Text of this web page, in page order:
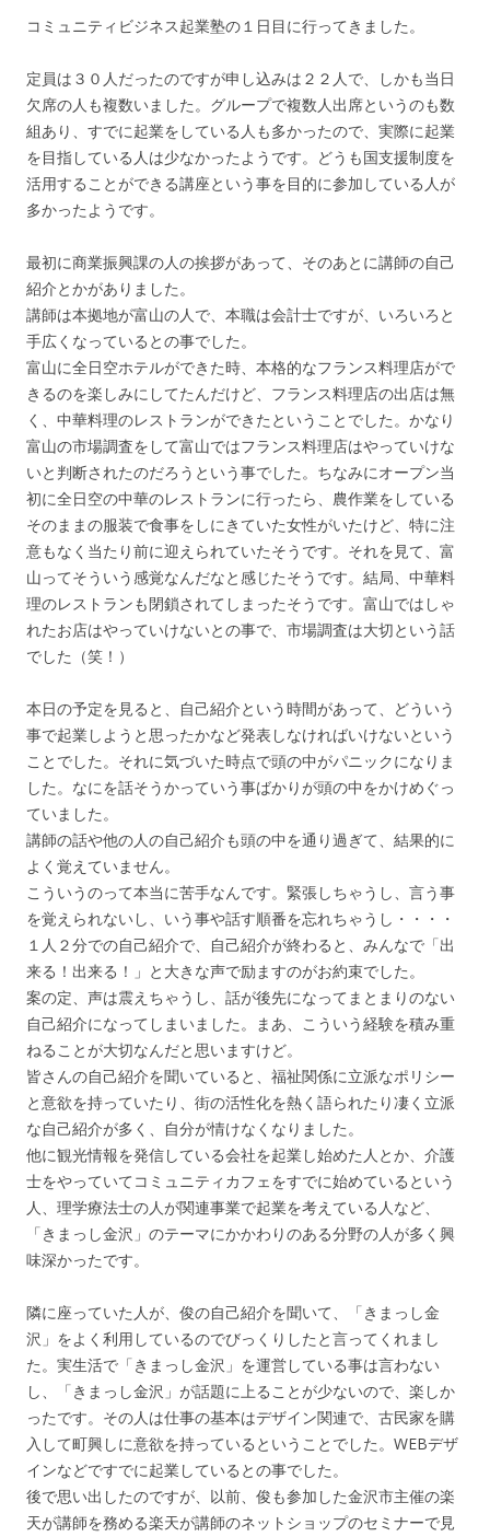
コミュニティビジネス起業塾の１日目に行ってきました。
定員は３０人だったのですが申し込みは２２人で、しかも当日
欠席の人も複数いました。グループで複数人出席というのも数
組あり、すでに起業をしている人も多かったので、実際に起業
を目指している人は少なかったようです。どうも国支援制度を
活用することができる講座という事を目的に参加している人が
多かったようです。
最初に商業振興課の人の挨拶があって、そのあとに講師の自己
紹介とかがありました。
講師は本拠地が富山の人で、本職は会計士ですが、いろいろと
手広くなっているとの事でした。
富山に全日空ホテルができた時、本格的なフランス料理店がで
きるのを楽しみにしてたんだけど、フランス料理店の出店は無
く、中華料理のレストランができたということでした。かなり
富山の市場調査をして富山ではフランス料理店はやっていけな
いと判断されたのだろうという事でした。ちなみにオープン当
初に全日空の中華のレストランに行ったら、農作業をしている
そのままの服装で食事をしにきていた女性がいたけど、特に注
意もなく当たり前に迎えられていたそうです。それを見て、富
山ってそういう感覚なんだなと感じたそうです。結局、中華料
理のレストランも閉鎖されてしまったそうです。富山ではしゃ
れたお店はやっていけないとの事で、市場調査は大切という話
でした（笑！）
本日の予定を見ると、自己紹介という時間があって、どういう
事で起業しようと思ったかなど発表しなければいけないという
ことでした。それに気づいた時点で頭の中がパニックになりま
した。なにを話そうかっていう事ばかりが頭の中をかけめぐっ
ていました。
講師の話や他の人の自己紹介も頭の中を通り過ぎて、結果的に
よく覚えていません。
こういうのって本当に苦手なんです。緊張しちゃうし、言う事
を覚えられないし、いう事や話す順番を忘れちゃうし・・・・
１人２分での自己紹介で、自己紹介が終わると、みんなで「出
来る！出来る！」と大きな声で励ますのがお約束でした。
案の定、声は震えちゃうし、話が後先になってまとまりのない
自己紹介になってしまいました。まあ、こういう経験を積み重
ねることが大切なんだと思いますけど。
皆さんの自己紹介を聞いていると、福祉関係に立派なポリシー
と意欲を持っていたり、街の活性化を熱く語られたり凄く立派
な自己紹介が多く、自分が情けなくなりました。
他に観光情報を発信している会社を起業し始めた人とか、介護
士をやっていてコミュニティカフェをすでに始めているという
人、理学療法士の人が関連事業で起業を考えている人など、
「きまっし金沢」のテーマにかかわりのある分野の人が多く興
味深かったです。
隣に座っていた人が、俊の自己紹介を聞いて、「きまっし金
沢」をよく利用しているのでびっくりしたと言ってくれまし
た。実生活で「きまっし金沢」を運営している事は言わない
し、「きまっし金沢」が話題に上ることが少ないので、楽しか
ったです。その人は仕事の基本はデザイン関連で、古民家を購
入して町興しに意欲を持っているということでした。WEBデザ
インなどですでに起業しているとの事でした。
後で思い出したのですが、以前、俊も参加した金沢市主催の楽
天が講師を務める楽天が講師のネットショップのセミナーで見